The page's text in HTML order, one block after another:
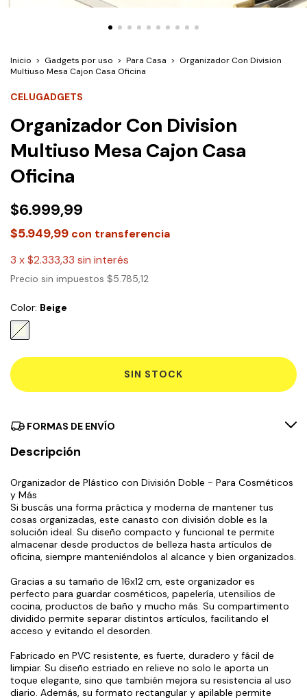
Inicio > Gadgets por uso > Para Casa > Organizador Con Division
Multiuso Mesa Cajon Casa Oficina
CELUGADGETS
Organizador Con Division
Multiuso Mesa Cajon Casa
Oficina
$6.999,99
$5.949,99 con transferencia
3 x$2.333,33 sin interés
Precio sin impuestos $5.785,12
Color: Beige
FORMAS DE ENVÍO
Descripción
Organizador de Plástico con División Doble - Para Cosméticos
y Más
Si buscás una forma práctica y moderna de mantener tus
cosas organizadas, este canasto con división doble es la
solución ideal. Su diseño compacto y funcional te permite
almacenar desde productos de belleza hasta artículos de
oficina, siempre manteniéndolos al alcance y bien organizados.
Gracias a su tamaño de 16x12 cm, este organizador es
perfecto para guardar cosméticos, papelería, utensilios de
cocina, productos de baño y mucho más. Su compartimento
dividido permite separar distintos artículos, facilitando el
acceso y evitando el desorden.
Fabricado en PVC resistente, es fuerte, duradero y fácil de
limpiar. Su diseño estriado en relieve no solo le aporta un
toque elegante, sino que también mejora su resistencia al uso
diario. Además, su formato rectangular y apilable permite